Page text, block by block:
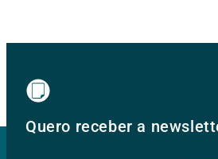
Quero receber a